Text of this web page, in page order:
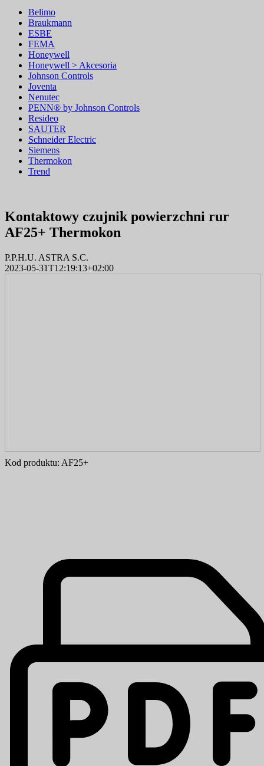
Belimo
Braukmann
ESBE
FEMA
Honeywell
Honeywell > Akcesoria
Johnson Controls
Joventa
Nenutec
PENN® by Johnson Controls
Resideo
SAUTER
Schneider Electric
Siemens
Thermokon
Trend
Kontaktowy czujnik powierzchni rur
AF25+ Thermokon
P.P.H.U. ASTRA S.C.
2023-05-31T12:19:13+02:00
Kod produktu: AF25+